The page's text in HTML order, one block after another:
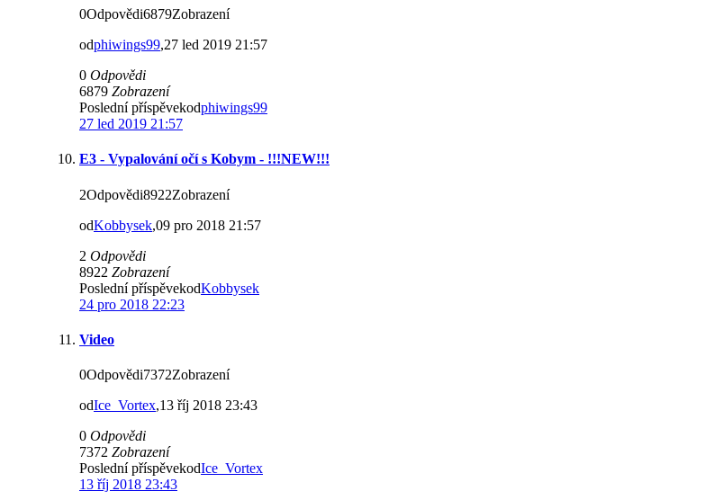
0Odpovědi6879Zobrazení
odphiwings99,27 led 2019 21:57
0 Odpovědi
6879 Zobrazení
Poslední příspěvekodphiwings99
27 led 2019 21:57
E3 - Vypalování očí s Kobym - !!!NEW!!!
2Odpovědi8922Zobrazení
odKobbysek,09 pro 2018 21:57
2 Odpovědi
8922 Zobrazení
Poslední příspěvekodKobbysek
24 pro 2018 22:23
Video
0Odpovědi7372Zobrazení
odIce_Vortex,13 říj 2018 23:43
0 Odpovědi
7372 Zobrazení
Poslední příspěvekodIce_Vortex
13 říj 2018 23:43